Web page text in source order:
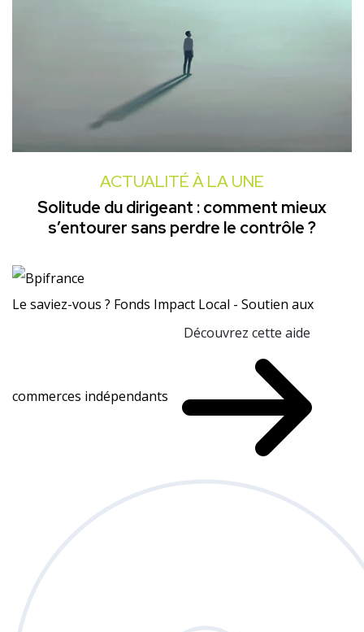
ACTUALITÉ À LA UNE
Solitude du dirigeant : comment mieux
s’entourer sans perdre le contrôle ?
Le saviez-vous ? Fonds Impact Local - Soutien aux
commerces indépendants
Découvrez cette aide